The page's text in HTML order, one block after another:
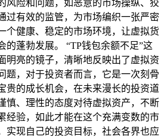
风险和问题，如恶意的市场操纵、狡
过有效的监管，为市场编织一张严密
个健康、稳定的市场环境，让虚拟货
的蓬勃发展。 “TP钱包余额不足”这
明亮的镜子，清晰地反映出了虚拟资
题，对于投资者而言，它是一次刻骨
贵的成长机会，在未来漫长的投资道
慎、理性的态度对待虚拟资产，不断
经验，如此才能在这个充满变数的市
实现自己的投资目标，社会各界也应